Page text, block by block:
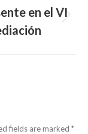
en el VI
fields are marked *